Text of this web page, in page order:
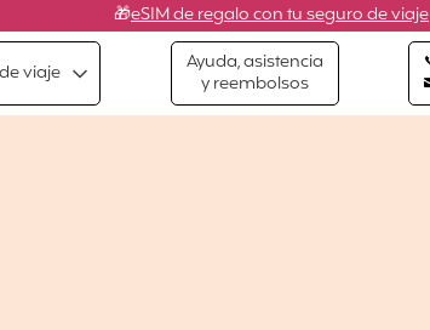
🎁eSIM de regalo con tu seguro de viaje
viaje
Ayuda, asistencia
y reembolsos